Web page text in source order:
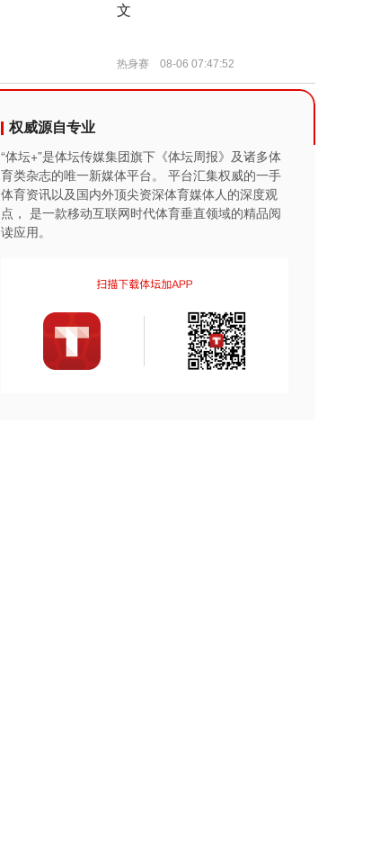
权威源自专业
“体坛+”是体坛传媒集团旗下《体坛周报》及诸多体
育类杂志的唯一新媒体平台。 平台汇集权威的一手
体育资讯以及国内外顶尖资深体育媒体人的深度观
点， 是一款移动互联网时代体育垂直领域的精品阅
读应用。